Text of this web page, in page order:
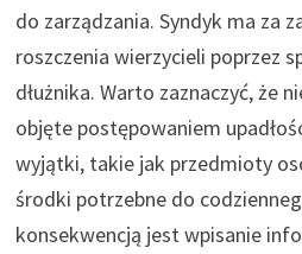
do zarządzania. Syndyk ma za
roszczenia wierzycieli poprzez
dłużnika. Warto zaznaczyć, że
objęte postępowaniem
wyjątki, takie jak przedmioty
środki potrzebne do
konsekwencją jest wpisanie